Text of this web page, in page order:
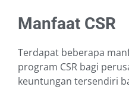
Manfaat CSR
Terdapat beberapa
program CSR bagi
keuntungan tersendiri